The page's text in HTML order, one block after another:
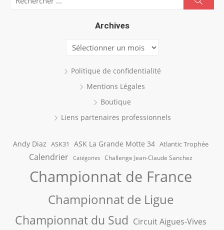
Archives
Archives
Politique de confidentialité
Mentions Légales
Boutique
Liens partenaires professionnels
Andy Diaz ASK31 ASK La Grande Motte 34 Atlantic Trophée
Calendrier Catégories Challenge Jean-Claude Sanchez
Championnat de France
Championnat de Ligue
Championnat du Sud Circuit Aigues-Vives